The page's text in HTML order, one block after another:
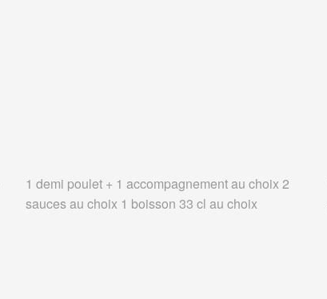
1 demi poulet + 1 accompagnement au choix 2
sauces au choix 1 boisson 33 cl au choix